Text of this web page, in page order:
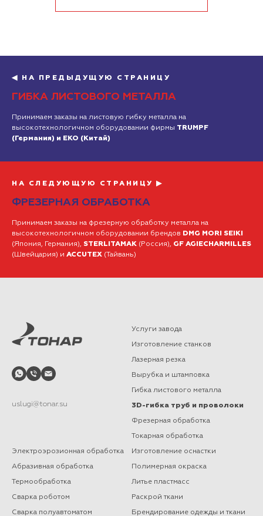
◀ НА ПРЕДЫДУЩУЮ СТРАНИЦУ
ГИБКА ЛИСТОВОГО МЕТАЛЛА
Принимаем заказы на листовую гибку металла на
высокотехнологичном оборудовании фирмы TRUMPF
(Германия) и EKO (Китай)
НА СЛЕДУЮЩУЮ СТРАНИЦУ ▶
ФРЕЗЕРНАЯ ОБРАБОТКА
Принимаем заказы на фрезерную обработку металла на
высокотехнологичном оборудовании брендов DMG MORI SEIKI
(Япония, Германия), STERLITAMAK (Россия), GF AGIECHARMILLES
(Швейцария) и ACCUTEX (Тайвань)
uslugi@tonar.su
Услуги завода
Изготовление станков
Лазерная резка
Вырубка и штамповка
Гибка листового металла
3D-гибка труб и проволоки
Фрезерная обработка
Токарная обработка
Электроэрозионная обработка
Абразивная обработка
Термообработка
Сварка роботом
Сварка полуавтоматом
Изготовление оснастки
Полимерная окраска
Литье пластмасс
Раскрой ткани
Брендирование одежды и ткани